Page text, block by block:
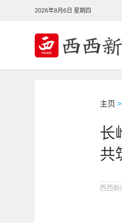
2026年8月6日 星期四
主页 >
长
共
西西